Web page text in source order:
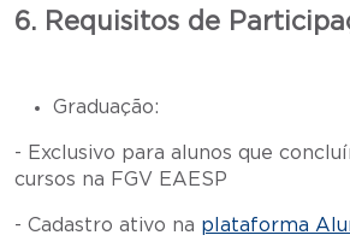
6. Requisitos de
Graduação:
- Exclusivo para alunos que
cursos na FGV EAESP
- Cadastro ativo na plataforma